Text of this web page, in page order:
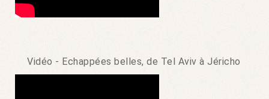
Vidéo - Echappées belles, de Tel Aviv à Jéricho